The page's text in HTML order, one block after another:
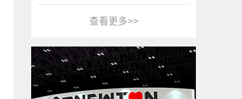
查看更多>>